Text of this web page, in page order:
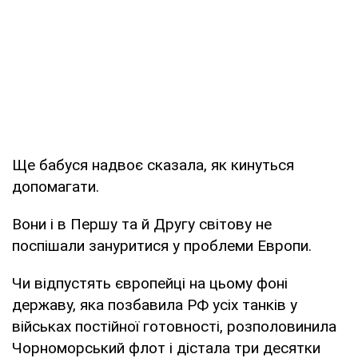
Ще бабуся надвоє сказала, як кинуться
допомагати.
Вони і в Першу та й Другу світову не
поспішали зануритися у проблеми Европи.
Чи відпустять європейці на цьому фоні
державу, яка позбавила РФ усіх танків у
військах постійної готовності, розполовинила
Чорноморський флот і дістала три десятки